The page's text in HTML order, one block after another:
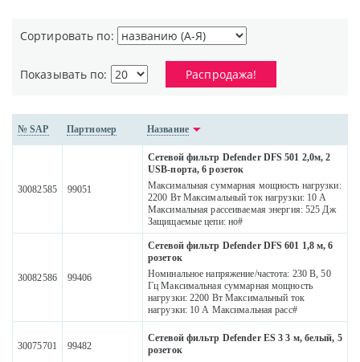
Сортировать по:
Показывать по: Распродажа!
№ SAP Партномер Название
30082585 99051
Сетевой фильтр Defender DFS 501 2,0м, 2
USB-порта, 6 розеток
Максимальная суммарная мощность нагрузки:
2200 Вт Максимальный ток нагрузки: 10 А
Максимальная рассеиваемая энергия: 525 Дж
Защищаемые цепи: но#
30082586 99406
Сетевой фильтр Defender DFS 601 1,8 м, 6
розеток
Номинальное напряжение/частота: 230 В, 50
Гц Максимальная суммарная мощность
нагрузки: 2200 Вт Максимальный ток
нагрузки: 10 А Максимальная расс#
30075701 99482
Сетевой фильтр Defender ES 3 3 м, белый, 5
розеток